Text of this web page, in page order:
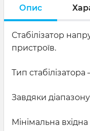
Опис
Стабілізатор
пристроїв.
Тип
Завдяки
Мінімальна